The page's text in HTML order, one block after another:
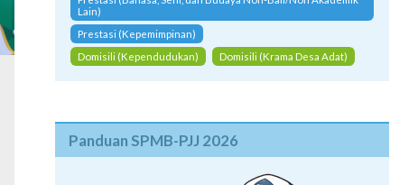
Prestasi (Bahasa, Seni, dan Budaya Non-Bali/Non Akademik
Lain)
Prestasi (Kepemimpinan)
Domisili (Kependudukan)
Domisili (Krama Desa Adat)
Panduan SPMB-PJJ 2026